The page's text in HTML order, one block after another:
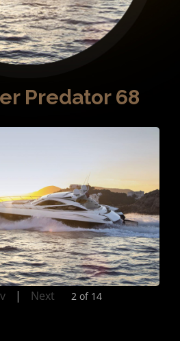
Predator 68
| Next 2 of 14